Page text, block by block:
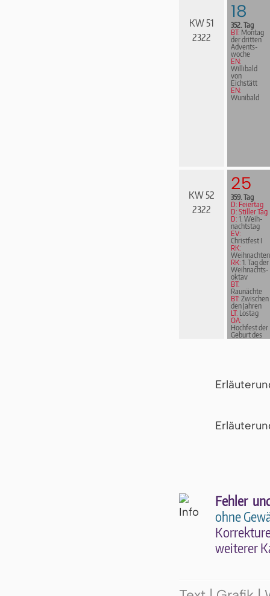
KW 51
2322
18
352. Tag
BT: Montag
der dritten
Advents­
woche
EN:
Willibald
von
Eichstätt
EN:
Wunibald
KW 52
2322
25
359. Tag
D: Feiertag
D: Stiller Tag
D: 1. Weih­
nachts­tag
EV:
Christfest I
RK:
Weihnachten
RK: 1. Tag der
Weih­nachts­
ok­tav
BT:
Raunächte
BT: Zwischen
den Jahren
LT: Lostag
OA:
Hochfest der
Geburt des
Fehler
ohne
wei­te­rer